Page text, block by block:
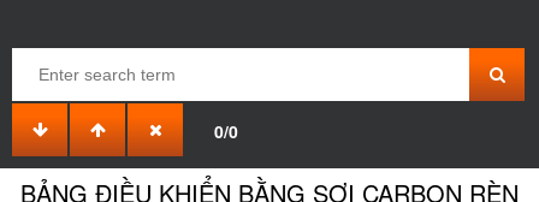
0/0
BẢNG ĐIỀU KHIỂN BẰNG SỢI CARBON RÈN